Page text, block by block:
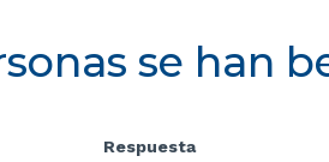
se han
Respuesta